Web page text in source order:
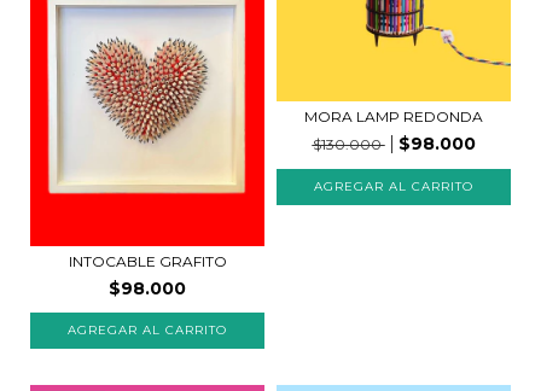
INTOCABLE GRAFITO
$98.000
AGREGAR AL CARRITO
MORA LAMP REDONDA
$130.000
$98.000